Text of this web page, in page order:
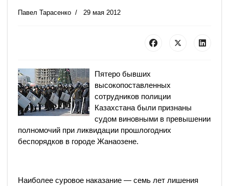
Павел Тарасенко 29 мая 2012
Пятеро бывших
высокопоставленных
сотрудников полиции
Казахстана были признаны
судом виновными в превышении
полномочий при ликвидации прошлогодних
беспорядков в городе Жанаозене.
Наиболее суровое наказание — семь лет лишения